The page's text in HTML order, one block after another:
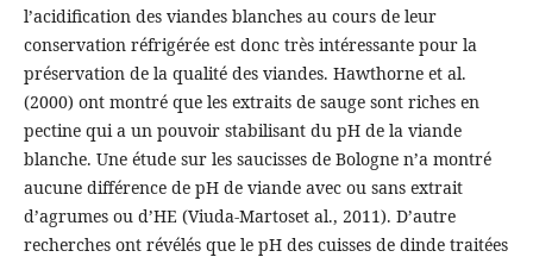
l’acidification des viandes blanches au cours de leur
conservation réfrigérée est donc très intéressante pour la
préservation de la qualité des viandes. Hawthorne et al.
(2000) ont montré que les extraits de sauge sont riches en
pectine qui a un pouvoir stabilisant du pH de la viande
blanche. Une étude sur les saucisses de Bologne n’a montré
aucune différence de pH de viande avec ou sans extrait
d’agrumes ou d’HE (Viuda-Martoset al., 2011). D’autre
recherches ont révélés que le pH des cuisses de dinde traitées